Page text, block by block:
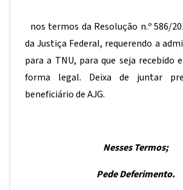
nos termos da Resolução n.º 586/
da Justiça Federal, requerendo a
para a TNU, para que seja recebido
forma legal. Deixa de juntar
beneficiário de AJG.
Nesses Termos;
Pede Deferimento.